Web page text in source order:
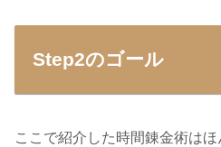
Step2のゴール
ここで紹介した時間錬金術はほ